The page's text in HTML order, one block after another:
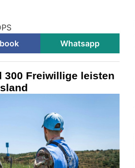
Whatsapp
300 Freiwillige leisten